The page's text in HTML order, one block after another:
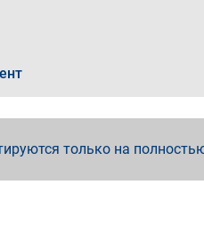
только на